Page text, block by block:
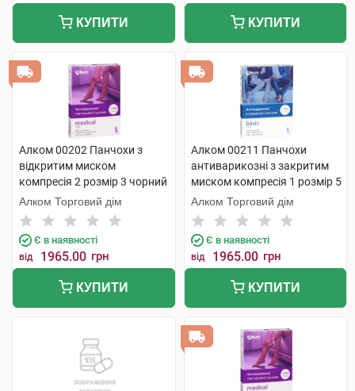
КУПИТИ КУПИТИ
Алком 00202 Панчохи з
відкритим миском
компресія 2 розмір 3 чорний
1 пара
Алком Торговий дім
Є в наявності
від 1965.00 грн
КУПИТИ
Алком 00211 Панчохи
антиварикозні з закритим
миском компресія 1 розмір 5
чорний 1 пара
Алком Торговий дім
Є в наявності
від 1965.00 грн
КУПИТИ